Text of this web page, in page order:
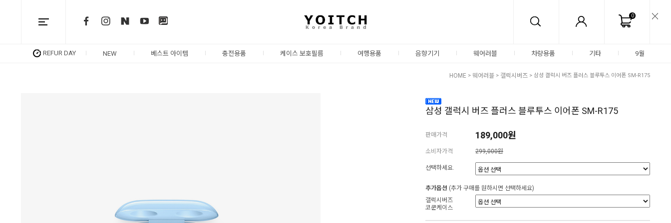
0
REFUR DAY NEW 베스트 아이템 충전용품 케이스 보호필름 여행용품 음향기기 웨어러블 차량용품 기타 9월
HOME > 웨어러블 > 갤럭시버즈 > 삼성 갤럭시 버즈 플러스 블루투스 이어폰 SM-R175
삼성 갤럭시 버즈 플러스 블루투스 이어폰 SM-R175
판매가격 189,000원
소비자가격 299,000원
선택하세요.
추가옵션 (추가 구매를 원하시면 선택하세요)
갤럭시버즈
코쿤케이스